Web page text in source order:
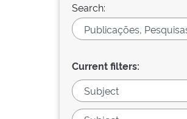
Search:
Current filters: